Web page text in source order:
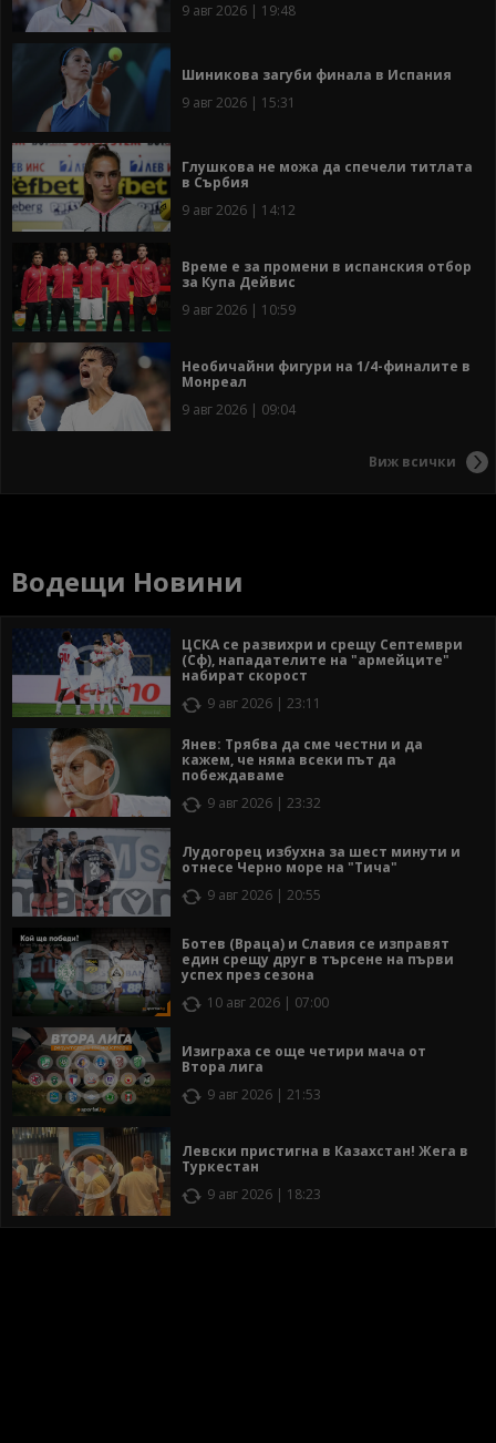
9 авг 2026 | 19:48
Шиникова загуби финала в Испания
9 авг 2026 | 15:31
Глушкова не можа да спечели титлата
в Сърбия
9 авг 2026 | 14:12
Време е за промени в испанския отбор
за Купа Дейвис
9 авг 2026 | 10:59
Необичайни фигури на 1/4-финалите в
Монреал
9 авг 2026 | 09:04
Виж всички
Водещи Новини
ЦСКА се развихри и срещу Септември
(Сф), нападателите на "армейците"
набират скорост
9 авг 2026 | 23:11
Янев: Трябва да сме честни и да
кажем, че няма всеки път да
побеждаваме
9 авг 2026 | 23:32
Лудогорец избухна за шест минути и
отнесе Черно море на "Тича"
9 авг 2026 | 20:55
Ботев (Враца) и Славия се изправят
един срещу друг в търсене на първи
успех през сезона
10 авг 2026 | 07:00
Изиграха се още четири мача от
Втора лига
9 авг 2026 | 21:53
Левски пристигна в Казахстан! Жега в
Туркестан
9 авг 2026 | 18:23